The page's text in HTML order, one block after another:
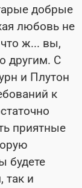
добрые
любовь не
что ж... вы,
другим. С
и Плутон
к
приятные
будете
так и